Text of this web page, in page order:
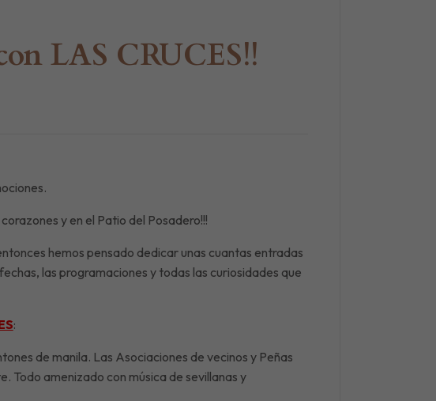
LAS CRUCES!!
y en el Patio del Posadero!!!
hemos pensado dedicar unas cuantas entradas
las programaciones y todas las curiosidades que
:
de manila. Las Asociaciones de vecinos y Peñas
Todo amenizado con música de sevillanas y